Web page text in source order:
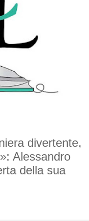
divertente,
Alessandro
della sua